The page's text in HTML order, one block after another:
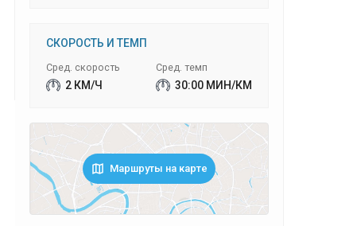
СКОРОСТЬ И ТЕМП
Сред. скорость
2 КМ/Ч
Сред. темп
30:00 МИН/КМ
Маршруты на карте